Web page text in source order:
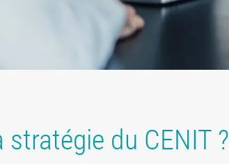
stratégie du CENIT ?